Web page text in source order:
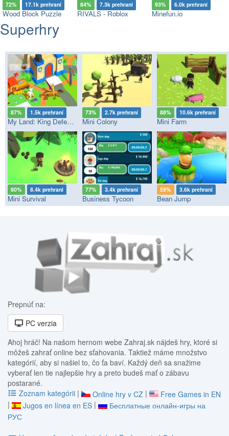
72% 17.1k prehraní
Wood Block Puzzle
84% 7.3k prehraní
RIVALS - Roblox
93% 6.0k prehraní
Minefun.io
Superhry
87% 1.5k prehraní
My Land: King Defender
73% 2.7k prehraní
Mini Colony
88% 10.6k prehraní
Mini Farm
80% 8.4k prehraní
Mini Survival
77% 3.4k prehraní
Business Tycoon
59% 3.6k prehraní
Bean Jump
Prepnúť na:
PC verzia
Ahoj hráč! Na našom hernom webe Zahraj.sk nájdeš hry, ktoré si
môžeš zahrať online bez sťahovania. Taktiež máme množstvo
kategórií, aby si našiel to, čo ťa baví. Každý deň sa snažime
vyberať len tie najlepšie hry a preto budeš mať o zábavu
postarané.
Zoznam kategórii | Online hry v CZ |
Free Games in EN
|
Jugos en línea en ES |
Бесплатные онлайн-игры на
РУС